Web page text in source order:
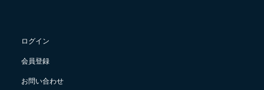
ログイン
会員登録
お問い合わせ